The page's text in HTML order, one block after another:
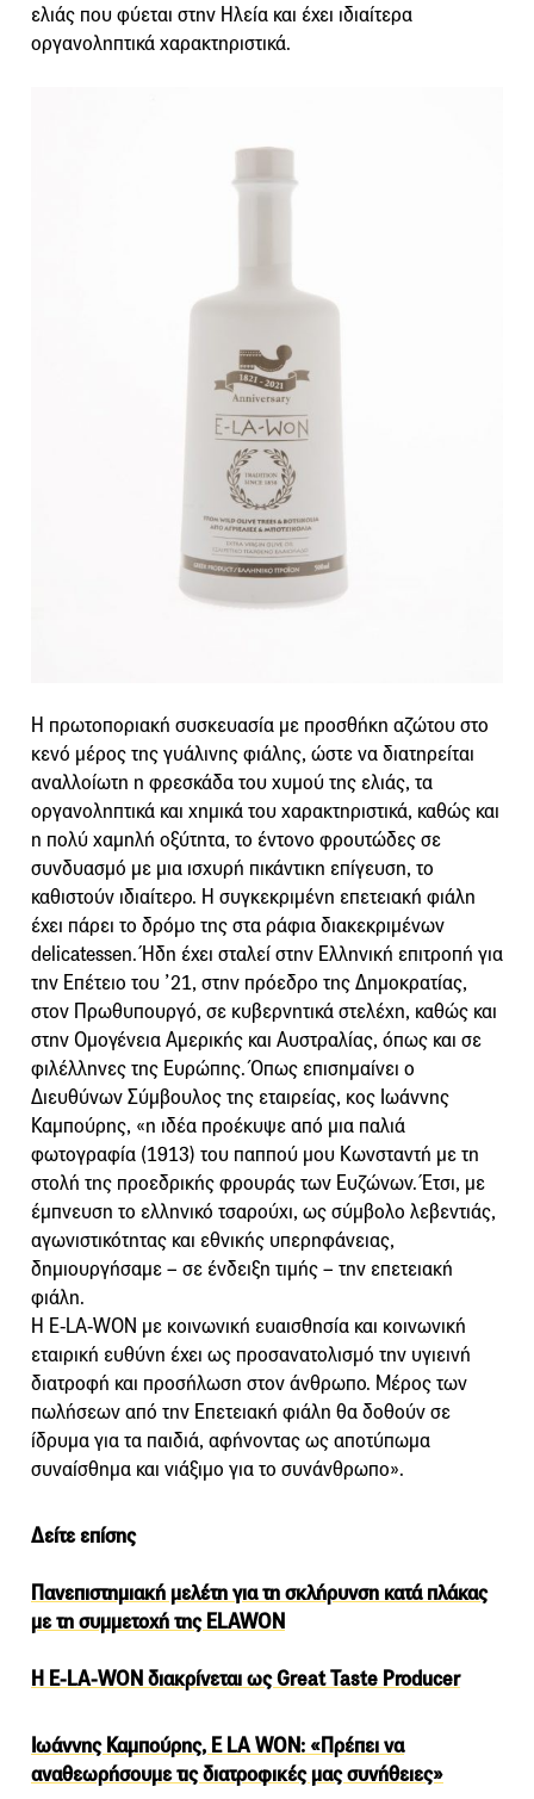
ελιάς που φύεται στην Ηλεία και έχει ιδιαίτερα
οργανοληπτικά χαρακτηριστικά.
Η πρωτοποριακή συσκευασία με προσθήκη αζώτου στο
κενό μέρος της γυάλινης φιάλης, ώστε να διατηρείται
αναλλοίωτη η φρεσκάδα του χυμού της ελιάς, τα
οργανοληπτικά και χημικά του χαρακτηριστικά, καθώς και
η πολύ χαμηλή οξύτητα, το έντονο φρουτώδες σε
συνδυασμό με μια ισχυρή πικάντικη επίγευση, το
καθιστούν ιδιαίτερο. Η συγκεκριμένη επετειακή φιάλη
έχει πάρει το δρόμο της στα ράφια διακεκριμένων
delicatessen. Ήδη έχει σταλεί στην Ελληνική επιτροπή για
την Επέτειο του ’21, στην πρόεδρο της Δημοκρατίας,
στον Πρωθυπουργό, σε κυβερνητικά στελέχη, καθώς και
στην Ομογένεια Αμερικής και Αυστραλίας, όπως και σε
φιλέλληνες της Ευρώπης. Όπως επισημαίνει ο
Διευθύνων Σύμβουλος της εταιρείας, κος Ιωάννης
Καμπούρης, «η ιδέα προέκυψε από μια παλιά
φωτογραφία (1913) του παππού μου Κωνσταντή με τη
στολή της προεδρικής φρουράς των Ευζώνων. Έτσι, με
έμπνευση το ελληνικό τσαρούχι, ως σύμβολο λεβεντιάς,
αγωνιστικότητας και εθνικής υπερηφάνειας,
δημιουργήσαμε – σε ένδειξη τιμής – την επετειακή
φιάλη.
Η E-LA-WON με κοινωνική ευαισθησία και κοινωνική
εταιρική ευθύνη έχει ως προσανατολισμό την υγιεινή
διατροφή και προσήλωση στον άνθρωπο. Μέρος των
πωλήσεων από την Επετειακή φιάλη θα δοθούν σε
ίδρυμα για τα παιδιά, αφήνοντας ως αποτύπωμα
συναίσθημα και νιάξιμο για το συνάνθρωπο».
Δείτε επίσης
Πανεπιστημιακή μελέτη για τη σκλήρυνση κατά πλάκας
με τη συμμετοχή της ELAWON
H E-LA-WON διακρίνεται ως Great Taste Producer
Ιωάννης Καμπούρης, E LA WON: «Πρέπει να
αναθεωρήσουμε τις διατροφικές μας συνήθειες»